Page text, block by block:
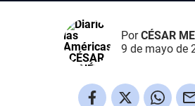
PorCÉSAR
9 de mayo de